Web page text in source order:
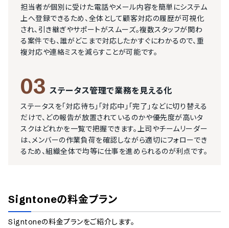
担当者が個別に受けた電話やメール内容を簡単にシステム
上へ登録できるため、全体として顧客対応の履歴が可視化
され、引き継ぎやサポートがスムーズ。複数スタッフが関わ
る案件でも、誰がどこまで対応したかすぐにわかるので、重
複対応や連絡ミスを減らすことが可能です。
03 ステータス管理で業務を見える化
ステータスを「対応待ち」「対応中」「完了」などに切り替える
だけで、どの報告が放置されているのかや優先度が高いタ
スクはどれかを一覧で把握できます。上司やチームリーダー
は、メンバーの作業負荷を確認しながら適切にフォローでき
るため、組織全体で均等に仕事を進められるのが利点です。
Signtoneの料金プラン
Signtoneの料金プランをご紹介します。